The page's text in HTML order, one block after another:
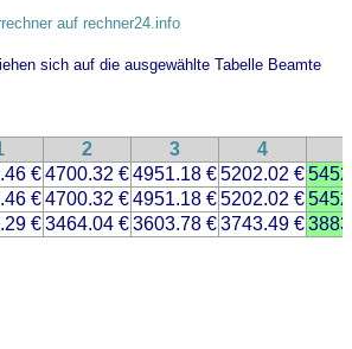
auf rechner24.info
sich auf die ausgewählte Tabelle Beamte
2 3 4
€4700.32 €4951.18 €5202.02 €
€4700.32 €4951.18 €5202.02 €
€3464.04 €3603.78 €3743.49 €